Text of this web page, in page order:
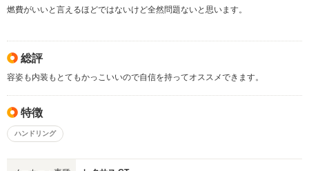
燃費がいいと言えるほどではないけど全然問題ないと思います。
総評
容姿も内装もとてもかっこいいので自信を持ってオススメできます。
特徴
ハンドリング